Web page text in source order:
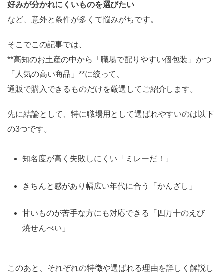
好みが分かれにくいものを選びたい
など、意外と条件が多くて悩みがちです。
そこでこの記事では、
**高知のお土産の中から「職場で配りやすい個包装」かつ
「人気の高い商品」**に絞って、
通販で購入できるものだけを厳選してご紹介します。
先に結論として、特に職場用として選ばれやすいのは以下
の3つです。
知名度が高く失敗しにくい「ミレーだ！」
きちんと感があり幅広い年代に合う「かんざし」
甘いものが苦手な方にも対応できる「四万十のえび
焼せんべい」
このあと、それぞれの特徴や選ばれる理由を詳しく解説し